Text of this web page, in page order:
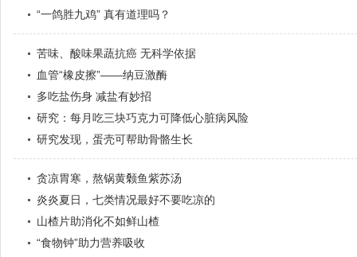
“一鸽胜九鸡” 真有道理吗？
苦味、酸味果蔬抗癌 无科学依据
血管“橡皮擦”——纳豆激酶
多吃盐伤身 减盐有妙招
研究：每月吃三块巧克力可降低心脏病风险
研究发现，蛋壳可帮助骨骼生长
贪凉胃寒，熬锅黄颡鱼紫苏汤
炎炎夏日，七类情况最好不要吃凉的
山楂片助消化不如鲜山楂
“食物钟”助力营养吸收